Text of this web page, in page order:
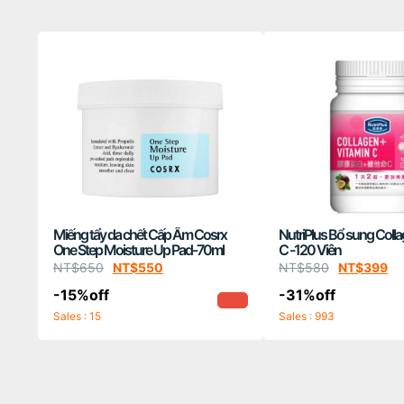
Miếng tẩy da chết Cấp Ẩm Cosrx
One Step Moisture Up Pad-70ml
NT$650 NT$550
-15%off
Sales : 15
NutriPlus Bổ sung Collagen+Vitamin
C -120 Viên
NT$580 NT$399
-31%off
Sales : 993